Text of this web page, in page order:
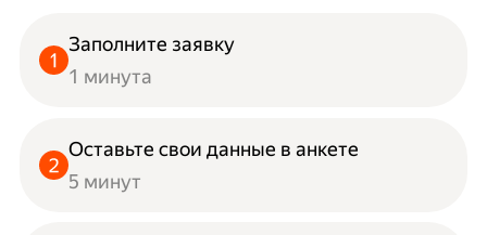
Заполните заявку
1 минута
Оставьте свои данные в анкете
5 минут